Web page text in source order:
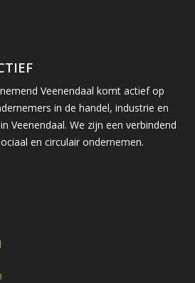
Veenendaal komt actief op
in de handel, industrie en
Veenendaal. We zijn een verbindend
en circulair ondernemen.